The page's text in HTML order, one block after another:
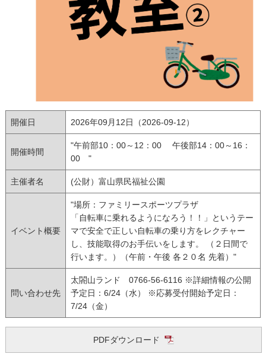
開催日 2026年09月12日（2026-09-12）
開催時間
"午前部10：00～12：00 午後部14：00～16：
00 "
主催者名 (公財）富山県民福祉公園
イベント概要
"場所：ファミリースポーツプラザ
「自転車に乗れるようになろう！！」というテー
マで安全で正しい自転車の乗り方をレクチャー
し、技能取得のお手伝いをします。 （２日間で
行います。）（午前・午後 各２０名 先着）"
問い合わせ先
太閤山ランド 0766-56-6116 ※詳細情報の公開
予定日：6/24（水） ※応募受付開始予定日：
7/24（金）
PDFダウンロード